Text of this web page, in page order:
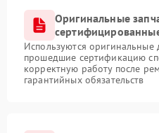
Оригинальные
Используются
прошедшие сертификацию
корректную работу после
гарантийных обязательств